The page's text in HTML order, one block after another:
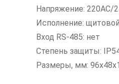
Напряжение: 220AC/
Исполнение: щитовой
Вход RS-485: нет
Степень защиты:
Размеры, мм: